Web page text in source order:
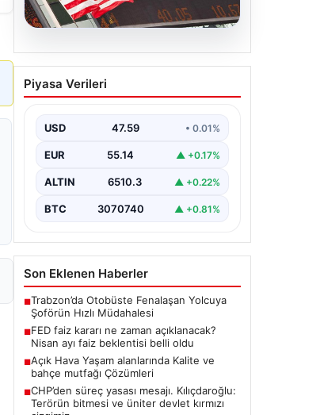
05.08.2026
FED faiz kararı ne zaman
açıklanacak? Nisan ayı
Piyasa Verileri
USD 47.59 • 0.01%
EUR 55.14 ▲ +0.17%
ALTIN 6510.3 ▲ +0.22%
BTC 3070740 ▲ +0.81%
Son Eklenen Haberler
■Trabzon’da Otobüste Fenalaşan Yolcuya
Şoförün Hızlı Müdahalesi
■FED faiz kararı ne zaman açıklanacak?
Nisan ayı faiz beklentisi belli oldu
■Açık Hava Yaşam alanlarında Kalite ve
bahçe mutfağı Çözümleri
■CHP’den süreç yasası mesajı. Kılıçdaroğlu:
Terörün bitmesi ve üniter devlet kırmızı